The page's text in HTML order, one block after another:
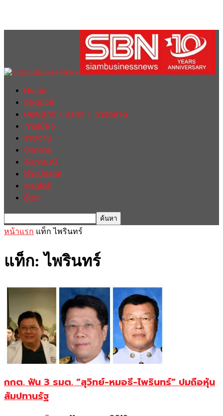
Home
ฮอตนิวส์
เศรษฐกิจ / ธุรกิจ / การตลาด
การเมือง
รายงาน
บทความ
สัมภาษณ์
ต่างประเทศ
english
อื่นๆ
หน้าแรก แท็ก ไพรินทร์
แท็ก: ไพรินทร์
กกต. ฟัน 3 รมต. “สุวิทย์-หมอธี-ไพรินทร์” ปมถือหุ้น
สัมปทานรัฐ